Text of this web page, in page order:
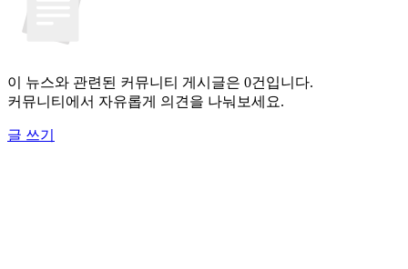
이 뉴스와 관련된 커뮤니티 게시글은 0건입니다.
커뮤니티에서 자유롭게 의견을 나눠보세요.
글 쓰기